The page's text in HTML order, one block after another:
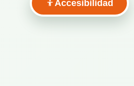
Accesibilidad